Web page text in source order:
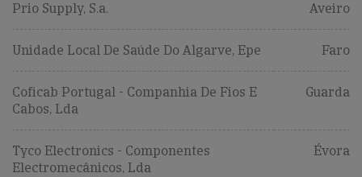
Prio Supply, S.a. Aveiro
Unidade Local De Saúde Do Algarve, Epe Faro
Coficab Portugal - Companhia De Fios E
Cabos, Lda
Guarda
Tyco Electronics - Componentes
Electromecânicos, Lda
Évora